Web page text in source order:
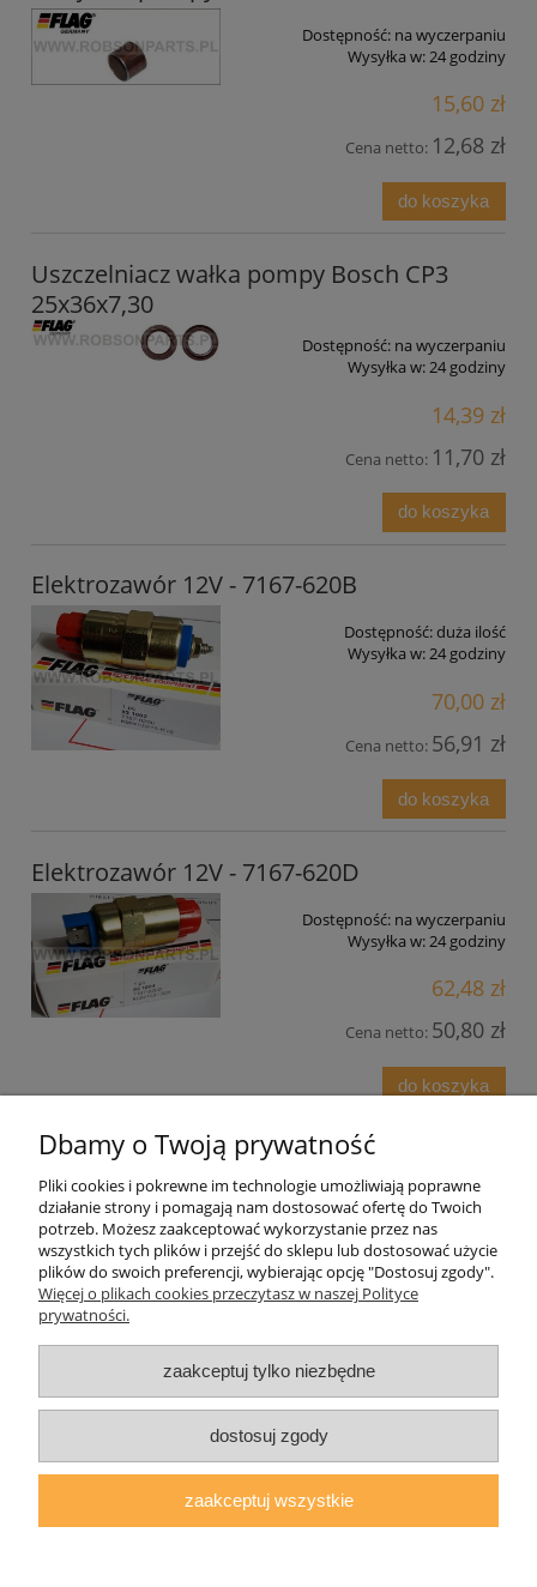
Dostępność: na wyczerpaniu
Wysyłka w:24 godziny
15,60 zł
Cena netto: 12,68 zł
do koszyka
Uszczelniacz wałka pompy Bosch CP3
25x36x7,30
Dostępność: na wyczerpaniu
Wysyłka w:24 godziny
14,39 zł
Cena netto: 11,70 zł
do koszyka
Elektrozawór 12V - 7167-620B
Dostępność:duża ilość
Wysyłka w:24 godziny
70,00 zł
Cena netto: 56,91 zł
do koszyka
Elektrozawór 12V - 7167-620D
Dostępność: na wyczerpaniu
Wysyłka w: 24 godziny
62,48 zł
Cena netto: 50,80 zł
do koszyka
« 1 2 3 4 5 ...
Pomoc
Moje konto
Informacje
O nas
Sklep internetowy Robson Parts | ul. Podgrzybkowa 2/3, 62-002
Złotniki |sklep@robsonparts.pl|534602057| NIP: 7821337112 |
Dbamy o Twoją prywatność
Pliki cookies i pokrewne im technologie umożliwiają poprawne
działanie strony i pomagają nam dostosować ofertę do Twoich
potrzeb. Możesz zaakceptować wykorzystanie przez nas
wszystkich tych plików i przejść do sklepu lub dostosować użycie
plików do swoich preferencji, wybierając opcję "Dostosuj zgody".
Więcej o plikach cookies przeczytasz w naszej Polityce
prywatności.
zaakceptuj tylko niezbędne
dostosuj zgody
zaakceptuj wszystkie